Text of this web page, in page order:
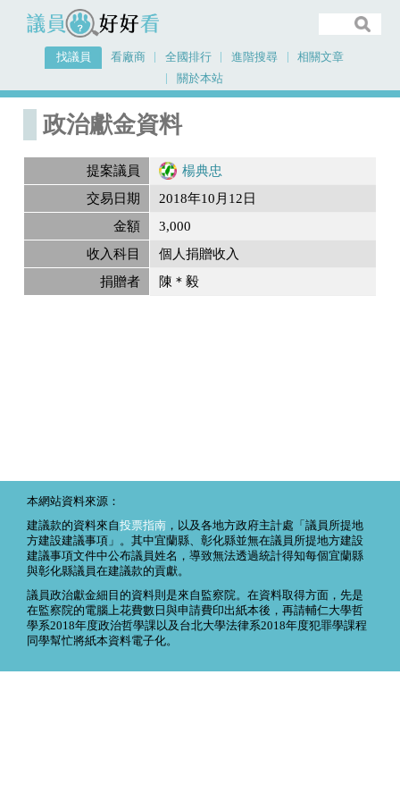
議員好好看
找議員 看廠商 全國排行 進階搜尋
相關文章
關於本站
首頁
政治獻金資料
提案議員
楊典忠
交易日期
2018年10月12日
金額
3,000
收入科目
個人捐贈收入
捐贈者
陳＊毅
本網站資料來源：
建議款的資料來自投票指南 ，以及各地方政府主計處「議員所提地
方建設建議事項」。其中宜蘭縣、彰化縣並無在議員所提地方建設
建議事項文件中公布議員姓名，導致無法透過統計得知每個宜蘭縣
與彰化縣議員在建議款的貢獻。
議員政治獻金細目的資料則是來自監察院。在資料取得方面，先是
在監察院的電腦上花費數日與申請費印出紙本後，再請輔仁大學哲
學系2018年度政治哲學課以及台北大學法律系2018年度犯罪學課程
同學幫忙將紙本資料電子化。